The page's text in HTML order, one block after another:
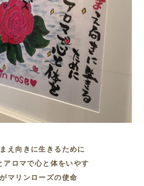
え向きに生きるために
アロマで心と体をいやす
マリンローズの使命